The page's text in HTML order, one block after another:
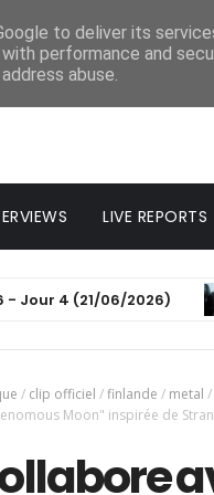
LIVE REPORTS
4 (21/06/2026)
/ clip officiel /finlande / metal /
Moon" inspirée de
to deliver its
performance and
abuse.